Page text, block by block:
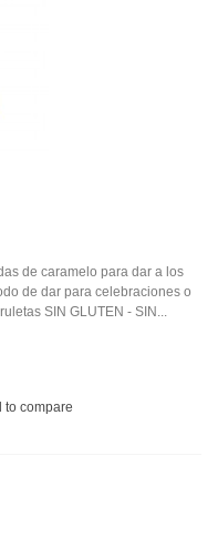
de caramelo para dar a los
de dar para celebraciones o
SIN GLUTEN - SIN...
to compare